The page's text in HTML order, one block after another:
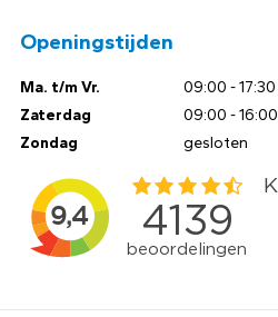
Openingstijden
Ma. t/m Vr.
Zaterdag
Zondag
09:00 - 17:30
09:00 - 16:00
gesloten